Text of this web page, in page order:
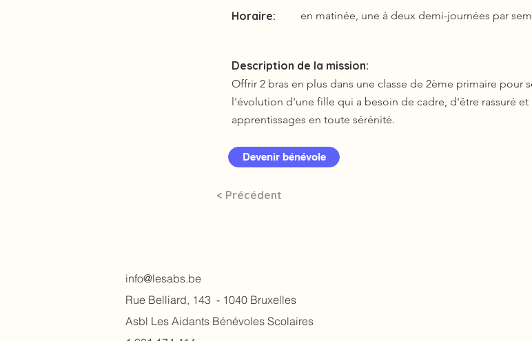
Horaire: en matinée, une à deux demi-journées par
Description de la mission:
Offrir 2 bras en plus dans une classe de 2ème primaire pour
l'évolution d'une fille qui a besoin de cadre, d'être rassuré et
apprentissages en toute sérénité.
Devenir bénévole
< Précédent
info@lesabs.be
Rue Belliard, 143 - 1040 Bruxelles​
Asbl Les Aidants Bénévoles Scolaires